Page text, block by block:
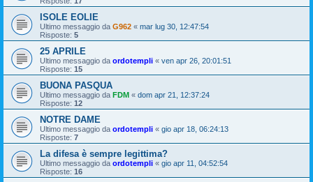
ISOLE EOLIE
Ultimo messaggio da G962 « mar lug 30, 12:47:54
Risposte: 5
25 APRILE
Ultimo messaggio da ordotempli « ven apr 26, 20:01:51
Risposte: 15
BUONA PASQUA
Ultimo messaggio da FDM « dom apr 21, 12:37:24
Risposte: 12
NOTRE DAME
Ultimo messaggio da ordotempli « gio apr 18, 06:24:13
Risposte: 7
La difesa è sempre legittima?
Ultimo messaggio da ordotempli « gio apr 11, 04:52:54
Risposte: 16